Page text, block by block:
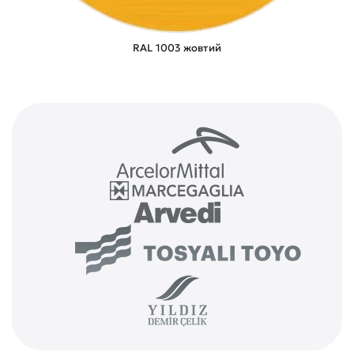
RAL 1003 жовтий